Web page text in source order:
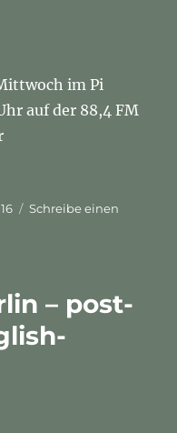
im Pi
auf der 88,4 FM
Schreibe einen
– post-